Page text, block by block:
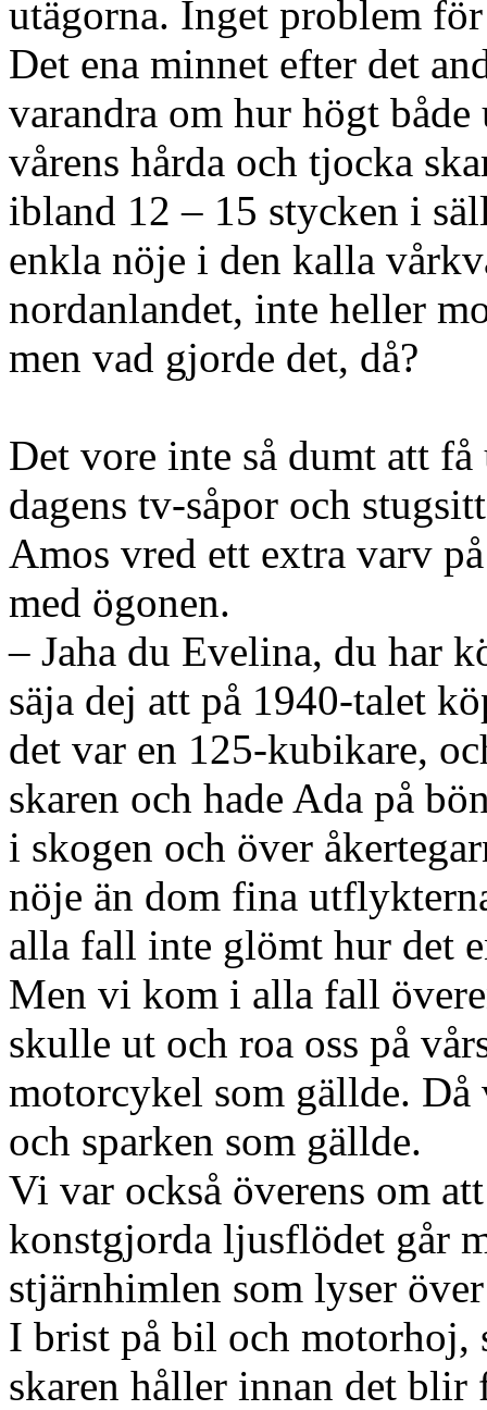
utägorna. Inget problem
Det ena minnet efter det
varandra om hur högt
vårens hårda och tjocka
ibland 12 – 15 stycken i
enkla nöje i den kalla
nordanlandet, inte heller
men vad gjorde det, då?
Det vore inte så dumt att
dagens tv-såpor och
Amos vred ett extra varv
med ögonen.
– Jaha du Evelina, du har
säja dej att på 1940-talet
det var en 125-kubikare,
skaren och hade Ada på
i skogen och över
nöje än dom fina
alla fall inte glömt hur det
Men vi kom i alla fall
skulle ut och roa oss på
motorcykel som gällde. Då
och sparken som gällde.
Vi var också överens om
konstgjorda ljusflödet går
stjärnhimlen som lyser
I brist på bil och motorhoj,
skaren håller innan det blir